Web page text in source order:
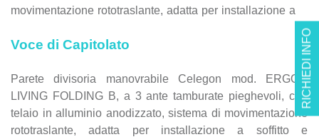
RICHIEDI INFO
movimentazione rototraslante, adatta per installazione a
(L) x 217-307 (H) cm.
Voce di Capitolato
Parete divisoria manovrabile Celegon mod. ERGON
LIVING FOLDING B, a 3 ante tamburate pieghevoli, con
telaio in alluminio anodizzato, sistema di movimentazione
rototraslante, adatta per installazione a soffitto e